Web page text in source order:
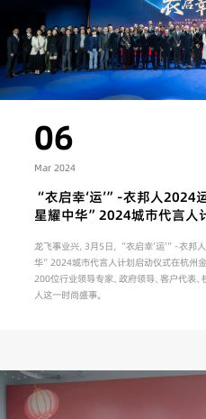
06
Mar 2024
“衣启幸‘运’”-衣邦人2024
星耀中华”2024城市代言人
龙飞事业兴，3月5日，“衣启幸‘运’”-衣
华”2024城市代言人计划启动仪式在杭州
200位行业领导专家、政府领导、客户代表
人这一时尚盛事。